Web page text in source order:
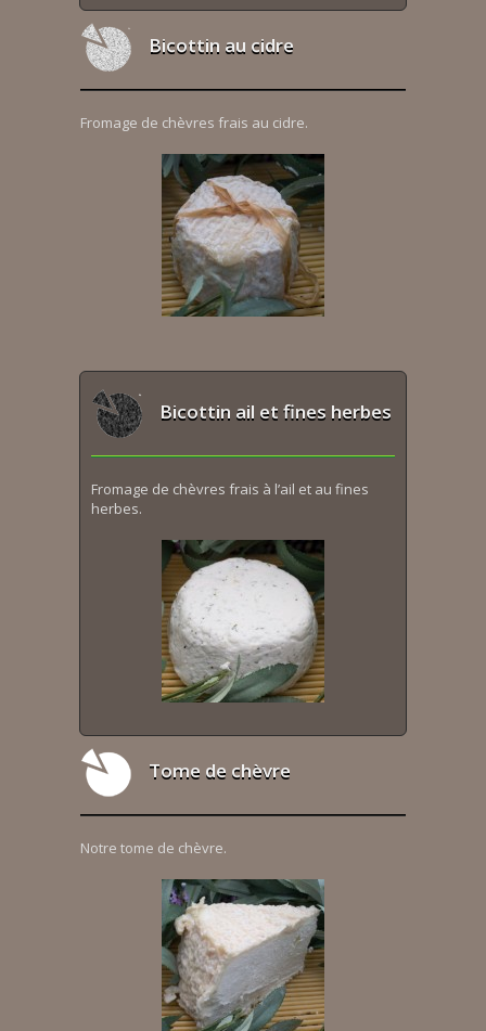
Bicottin au cidre
Fromage de chèvres frais au cidre.
Bicottin ail et fines herbes
Fromage de chèvres frais à l’ail et au fines
herbes.
Tome de chèvre
Notre tome de chèvre.